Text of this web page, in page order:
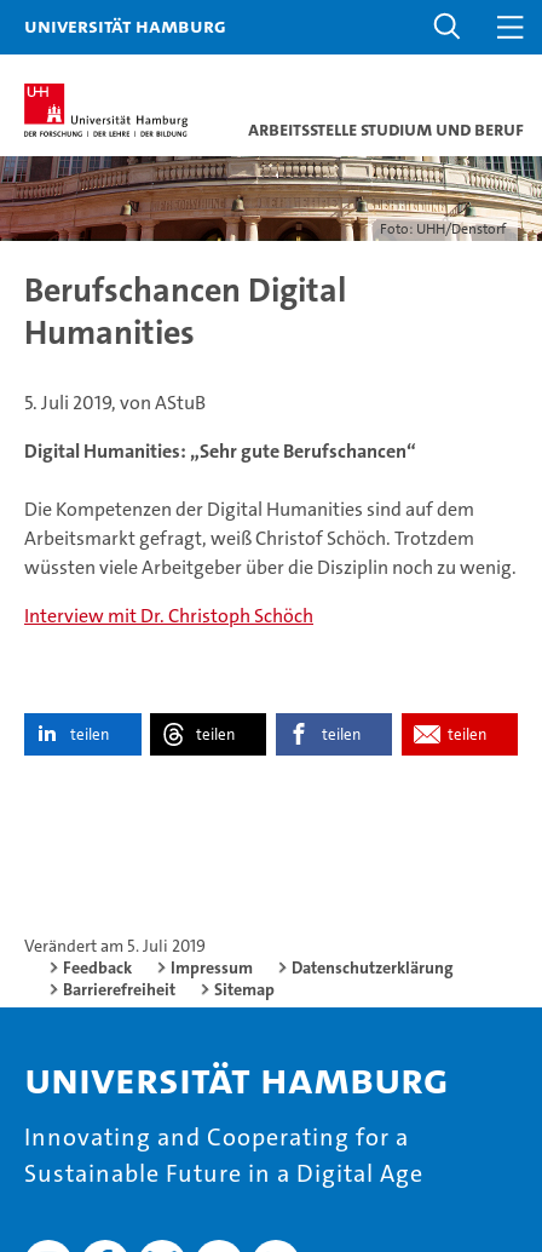
Universität Hamburg
Arbeitsstelle Studium und Beruf
Foto: UHH/Denstorf
Berufschancen Digital
Humanities
5. Juli 2019, von AStuB
Digital Humanities: „Sehr gute Berufschancen“
Die Kompetenzen der Digital Humanities sind auf dem
Arbeitsmarkt gefragt, weiß Christof Schöch. Trotzdem
wüssten viele Arbeitgeber über die Disziplin noch zu wenig.
Interview mit Dr. Christoph Schöch
teilen teilen teilen teilen
Verändert am 5. Juli 2019
Feedback
Impressum
Datenschutzerklärung
Barrierefreiheit
Sitemap
Universität Hamburg
Innovating and Cooperating for a
Sustainable Future in a Digital Age